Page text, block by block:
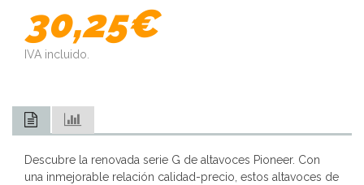
30,25€
IVA incluido.
Descubre la renovada serie G de altavoces Pioneer. Con
una inmejorable relación calidad-precio, estos altavoces de